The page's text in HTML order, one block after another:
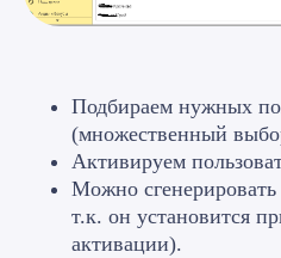
Подбираем нужных
(множественный
Активируем
Можно сгенерировать
т.к. он установится
активации).